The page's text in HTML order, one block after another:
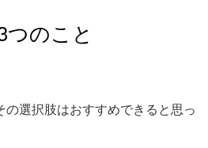
のこと
選択肢はおすすめできると思っ